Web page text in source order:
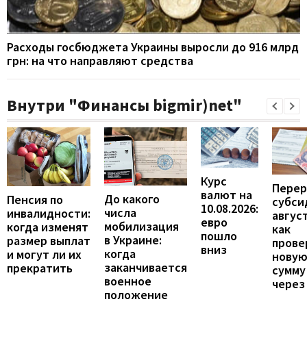
Расходы госбюджета Украины выросли до 916 млрд
грн: на что направляют средства
Внутри "Финансы bigmir)net"
Пенсия по
инвалидности:
когда изменят
размер выплат
и могут ли их
прекратить
До какого
числа
мобилизация
в Украине:
когда
заканчивается
военное
положение
Курс
валют на
10.08.2026:
евро
пошло
вниз
как
новую
сумму